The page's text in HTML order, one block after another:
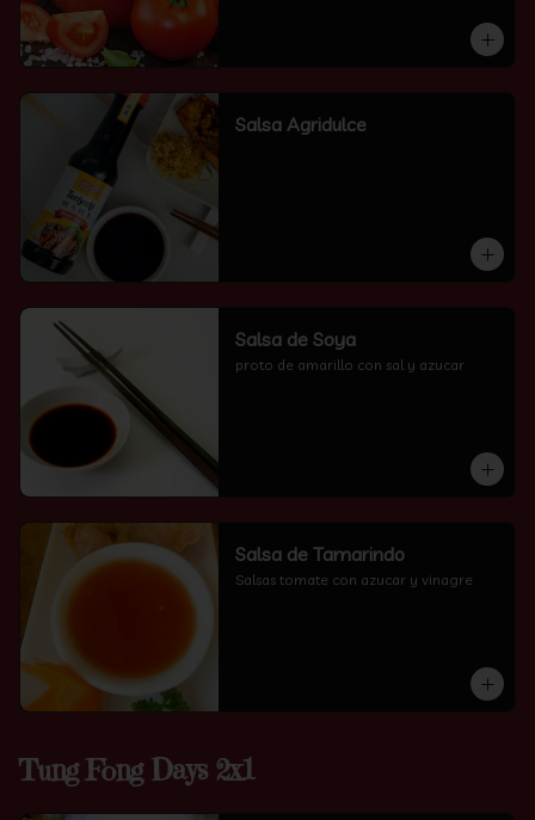
Salsa Agridulce
Salsa de Soya
proto de amarillo con sal y azucar
Salsa de Tamarindo
Salsas tomate con azucar y vinagre
Tung Fong Days 2x1